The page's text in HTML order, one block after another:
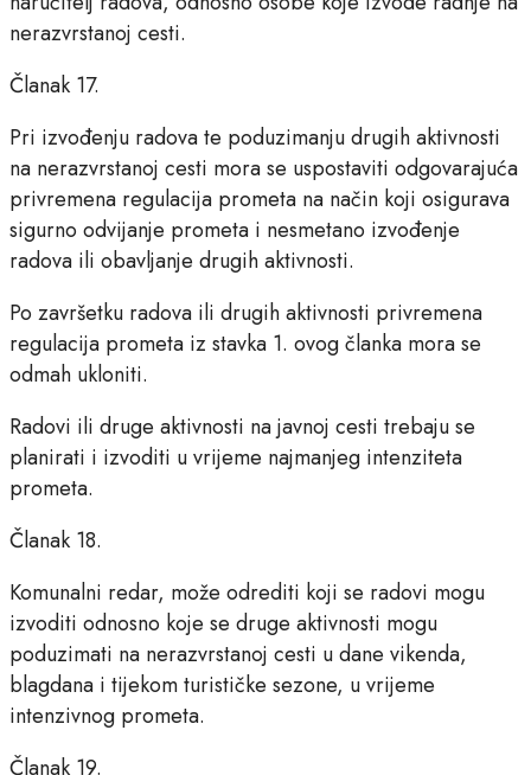
nerazvrstanoj cesti.
Članak 17.
Pri izvođenju radova te poduzimanju drugih aktivnosti
na nerazvrstanoj cesti mora se uspostaviti odgovarajuća
privremena regulacija prometa na način koji osigurava
sigurno odvijanje prometa i nesmetano izvođenje
radova ili obavljanje drugih aktivnosti.
Po završetku radova ili drugih aktivnosti privremena
regulacija prometa iz stavka 1. ovog članka mora se
odmah ukloniti.
Radovi ili druge aktivnosti na javnoj cesti trebaju se
planirati i izvoditi u vrijeme najmanjeg intenziteta
prometa.
Članak 18.
Komunalni redar, može odrediti koji se radovi mogu
izvoditi odnosno koje se druge aktivnosti mogu
poduzimati na nerazvrstanoj cesti u dane vikenda,
blagdana i tijekom turističke sezone, u vrijeme
intenzivnog prometa.
Članak 19.